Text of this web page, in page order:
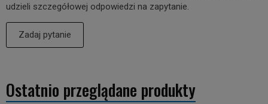
udzieli szczegółowej odpowiedzi na zapytanie.
Zadaj pytanie
Ostatnio przeglądane produkty